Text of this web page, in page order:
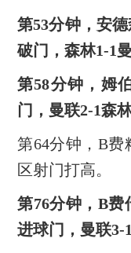
第53分钟，安
破门，森林1-1
第58分钟，姆
门，曼联2-1森林
第64分钟，B费
区射门打高。
第76分钟，B
进球门，曼联3-